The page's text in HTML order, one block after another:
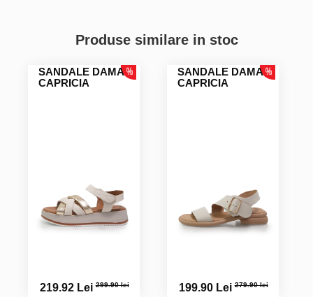
Miorita S.
Material foarte bun, pentru picior mai plinuț
Produse similare in stoc
SANDALE DAMA
CAPRICIA
219.92 Lei299.90 lei
SANDALE DAMA
CAPRICIA
199.90 Lei279.90 lei